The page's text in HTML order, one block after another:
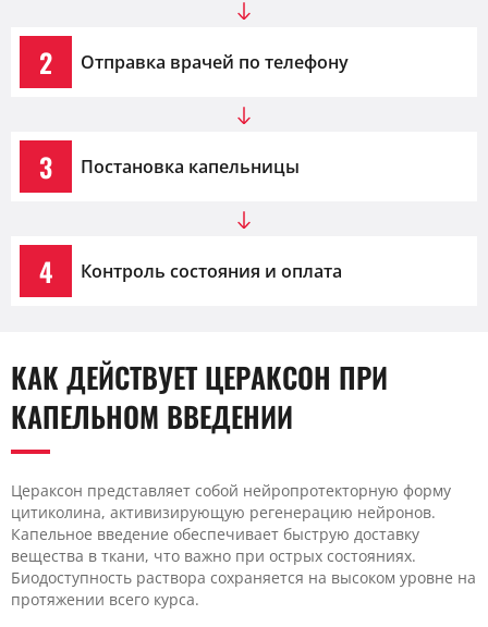
2 Отправка врачей по телефону
3 Постановка капельницы
4 Контроль состояния и оплата
КАК ДЕЙСТВУЕТ ЦЕРАКСОН ПРИ
КАПЕЛЬНОМ ВВЕДЕНИИ
Цераксон представляет собой нейропротекторную форму
цитиколина, активизирующую регенерацию нейронов.
Капельное введение обеспечивает быструю доставку
вещества в ткани, что важно при острых состояниях.
Биодоступность раствора сохраняется на высоком уровне на
протяжении всего курса.